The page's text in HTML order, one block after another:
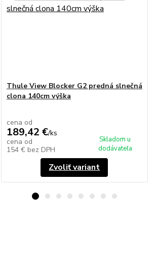
Thule View Blocker G2 predná slnečná
clona 140cm výška
cena od
189,42 €/ks
cena od
154 € bez DPH
Skladom u
dodávateľa
Zvoliť variant